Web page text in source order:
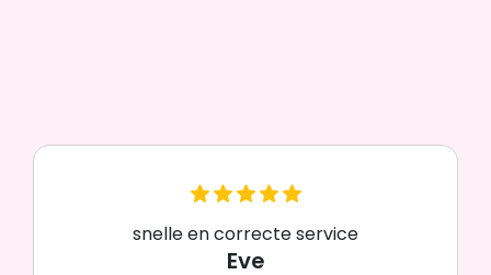
Vriendelijk, heel veel Disney.
Britto,Traditions,enz..